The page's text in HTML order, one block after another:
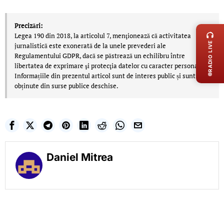
Precizări:
Legea 190 din 2018, la articolul 7, menţionează că activitatea
jurnalistică este exonerată de la unele prevederi ale
Regulamentului GDPR, dacă se păstrează un echilibru între
libertatea de exprimare şi protecţia datelor cu caracter personal.
Informațiile din prezentul articol sunt de interes public și sunt
obținute din surse publice deschise.
Daniel Mitrea
RADIO LIVE